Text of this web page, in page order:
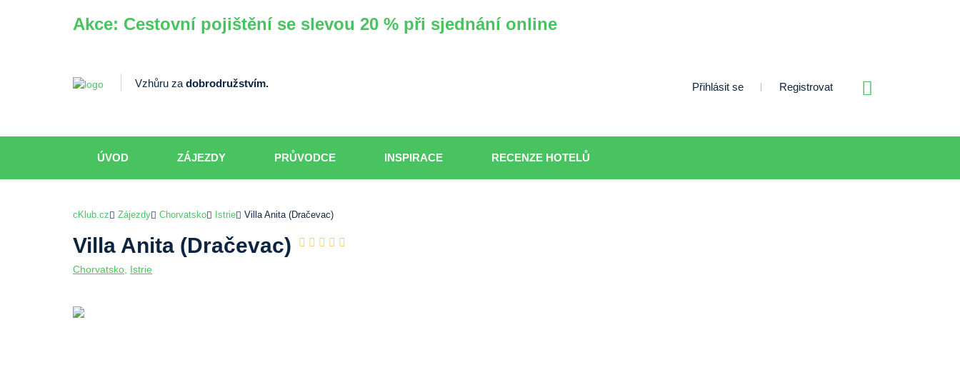
Akce: Cestovní pojištění se slevou 20 % při sjednání online
Vzhůru za dobrodružstvím. Přihlásit se Registrovat
ÚVOD ZÁJEZDY PRŮVODCE INSPIRACE RECENZE HOTELŮ
cKlub.cz Zájezdy Chorvatsko Istrie Villa Anita (Dračevac)
Villa Anita (Dračevac)
Chorvatsko Istrie